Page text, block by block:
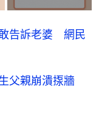
告訴老婆 網民
父親崩潰揼牆